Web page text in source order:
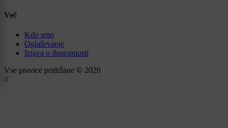
Več
Kdo smo
Oglaševanje
Izjava o dostopnosti
Vse pravice pridržane © 2026
//